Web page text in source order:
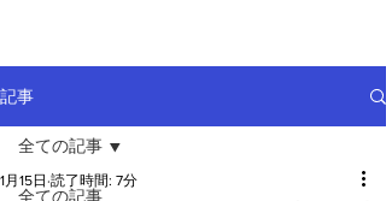
記事
全ての記事
全ての記事
1月15日 読了時間: 7分